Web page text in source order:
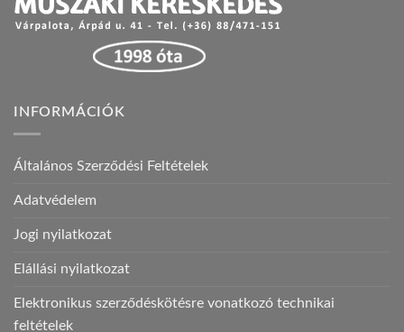
INFORMÁCIÓK
Általános Szerződési Feltételek
Adatvédelem
Jogi nyilatkozat
Elállási nyilatkozat
Elektronikus szerződéskötésre vonatkozó technikai
feltételek